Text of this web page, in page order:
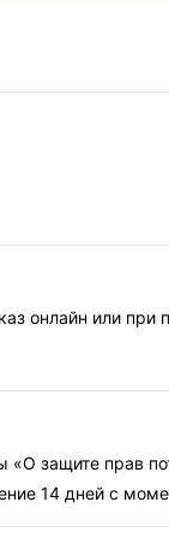
онлайн или при
«О защите прав
14 дней с